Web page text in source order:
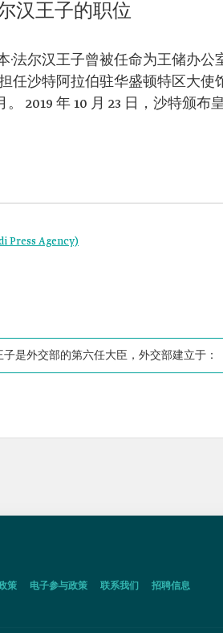
顾问。
两圣地监护人驻德国大使。
汉王子的职位
·法尔汉王子曾被任命为王储办
任沙特阿拉伯驻华盛顿特区大
2019 年 10 月 23 日，沙特颁布
Press Agency)
子是外交部的第六任大臣，外交部建立于：
策 电子参与政策 联系我们 招聘信息